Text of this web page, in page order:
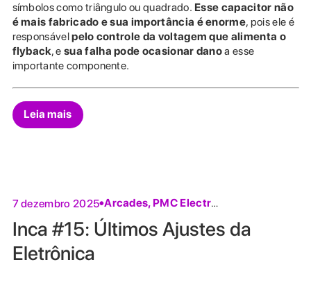
símbolos como triângulo ou quadrado. Esse capacitor não
é mais fabricado e sua importância é enorme, pois ele é
responsávelpelo controle da voltagem que alimenta o
flyback, e sua falha pode ocasionar danoa esse
importante componente.
Leia mais
7 dezembro 2025 Arcades, PMC Electronics
Inca #15: Últimos Ajustes da
Eletrônica